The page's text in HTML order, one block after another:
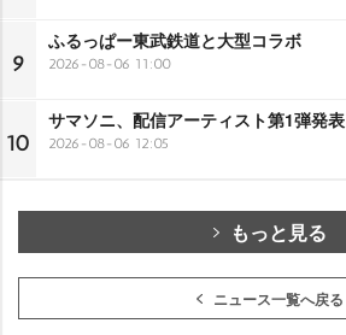
9
ふるっぱー東武鉄道と大型コラボ
2026-08-06 11:00
10
サマソニ、配信アーティスト第1弾発表
2026-08-06 12:05
もっと見る
ニュース一覧へ戻る